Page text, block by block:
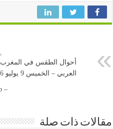
العربي – الخميس 9 يوليو 2026
–
مقالات ذات صلة